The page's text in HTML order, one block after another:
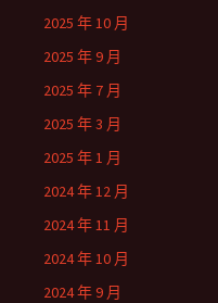
2025 年 10 月
2025 年 9 月
2025 年 7 月
2025 年 3 月
2025 年 1 月
2024 年 12 月
2024 年 11 月
2024 年 10 月
2024 年 9 月